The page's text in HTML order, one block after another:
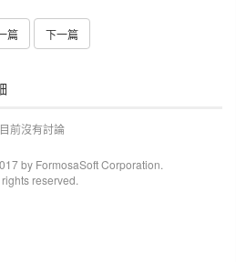
篇 下一篇
目前沒有討論
by FormosaSoft Corporation.
reserved.